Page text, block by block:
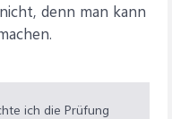
denn man kann
ich die Prüfung